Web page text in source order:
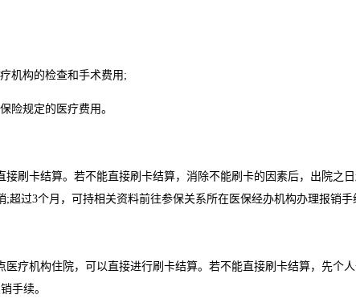
机构的检查和手术费用;
规定的医疗费用。
卡结算。若不能直接刷卡结算，消除不能刷卡的因素后，出院之日
超过3个月，可持相关资料前往参保关系所在医保经办机构办理报销手
机构住院，可以直接进行刷卡结算。若不能直接刷卡结算，先个
手续。